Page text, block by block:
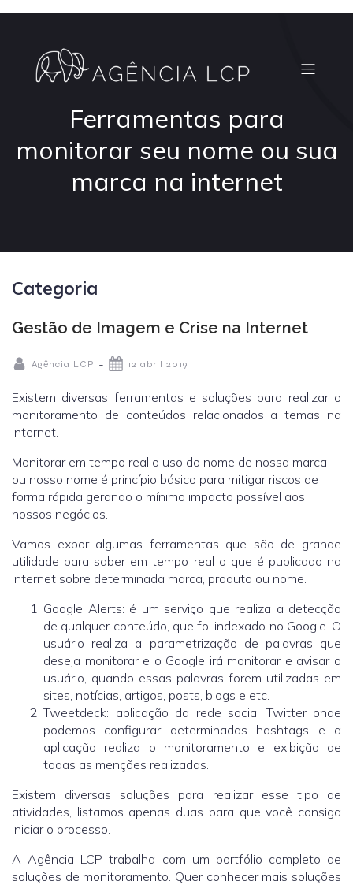
Ferramentas para
monitorar seu nome ou sua
marca na internet
Categoria
Gestão de Imagem e Crise na Internet
Agência LCP - 12 abril 2019
Existem diversas ferramentas e soluções para realizar o
monitoramento de conteúdos relacionados a temas na
internet.
Monitorar em tempo real o uso do nome de nossa marca
ou nosso nome é princípio básico para mitigar riscos de
forma rápida gerando o mínimo impacto possível aos
nossos negócios.
Vamos expor algumas ferramentas que são de grande
utilidade para saber em tempo real o que é publicado na
internet sobre determinada marca, produto ou nome.
Google Alerts: é um serviço que realiza a detecção
de qualquer conteúdo, que foi indexado no Google. O
usuário realiza a parametrização de palavras que
deseja monitorar e o Google irá monitorar e avisar o
usuário, quando essas palavras forem utilizadas em
sites, notícias, artigos, posts, blogs e etc.
Tweetdeck: aplicação da rede social Twitter onde
podemos configurar determinadas hashtags e a
aplicação realiza o monitoramento e exibição de
todas as menções realizadas.
Existem diversas soluções para realizar esse tipo de
atividades, listamos apenas duas para que você consiga
iniciar o processo.
A Agência LCP trabalha com um portfólio completo de
soluções de monitoramento. Quer conhecer mais soluções